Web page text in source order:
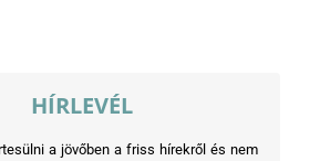
HÍRLEVÉL
a jövőben a friss hírekről és nem